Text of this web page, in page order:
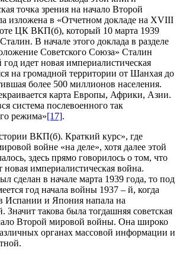
точка зрения на начало Второй
изложена в «Отчетном докладе на XVIII
ЦК ВКП(б), который 10 марта 1939
В начале этого доклада в разделе
Советского Союза» Сталин
год идет новая империалистическая
на громадной территории от Шанхая до
более 500 миллионов населения.
карта Европы, Африки, Азии.
система послевоенного так
режима»[17].
ВКП(б). Краткий курс», где
войне «на деле», хотя далее этой
здесь прямо говорилось о том, что
новая империалистическая война.
сделан в начале марта 1939 года, то под
год начала войны 1937 – й, когда
Испании и Япония напала на
такова была тогдашняя советская
Второй мировой войны. Она широко
органах массовой информации и